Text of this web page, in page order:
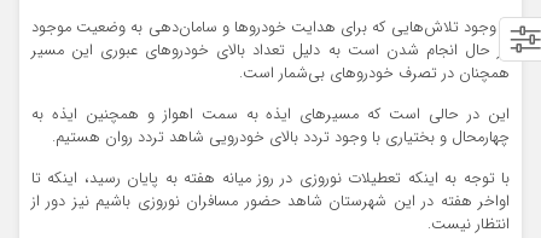
با وجود تلاش‌هایی که برای هدایت خودروها و سامان‌دهی به وضعیت موجود
در حال انجام شدن است به دلیل تعداد بالای خودروهای عبوری این مسیر
همچنان در تصرف خودروهای بی‌شمار است.
این در حالی است که مسیرهای ایذه به سمت اهواز و همچنین ایذه به
چهارمحال و بختیاری با وجود تردد بالای خودرویی شاهد تردد روان هستیم.
با توجه به اینکه تعطیلات نوروزی در روز میانه هفته به پایان رسید، اینکه تا
اواخر هفته در این شهرستان شاهد حضور مسافران نوروزی باشیم نیز دور از
انتظار نیست.